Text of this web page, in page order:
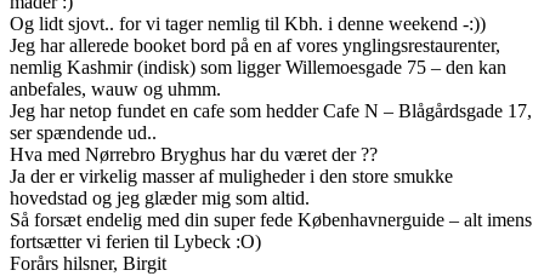
Og lidt sjovt.. for vi tager nemlig til Kbh. i denne weekend -:))
Jeg har allerede booket bord på en af vores ynglingsrestaurenter,
nemlig Kashmir (indisk) som ligger Willemoesgade 75 – den kan
anbefales, wauw og uhmm.
Jeg har netop fundet en cafe som hedder Cafe N – Blågårdsgade 17,
ser spændende ud..
Hva med Nørrebro Bryghus har du været der ??
Ja der er virkelig masser af muligheder i den store smukke
hovedstad og jeg glæder mig som altid.
Så forsæt endelig med din super fede Københavnerguide – alt imens
fortsætter vi ferien til Lybeck :O)
Forårs hilsner, Birgit